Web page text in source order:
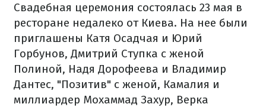
Свадебная церемония состоялась 23 мая в
ресторане недалеко от Киева. На нее были
приглашены Катя Осадчая и Юрий
Горбунов, Дмитрий Ступка с женой
Полиной, Надя Дорофеева и Владимир
Дантес, "Позитив" с женой, Камалия и
миллиардер Мохаммад Захур, Верка